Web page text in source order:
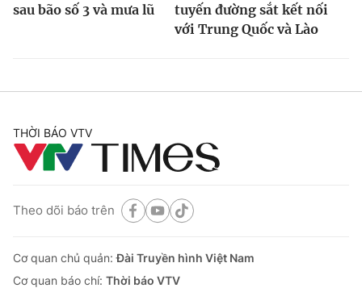
sau bão số 3 và mưa lũ
tuyến đường sắt kết nối
với Trung Quốc và Lào
THỜI BÁO VTV
Theo dõi báo trên
Cơ quan chủ quản:Đài Truyền hình Việt Nam
Cơ quan báo chí: Thời báo VTV